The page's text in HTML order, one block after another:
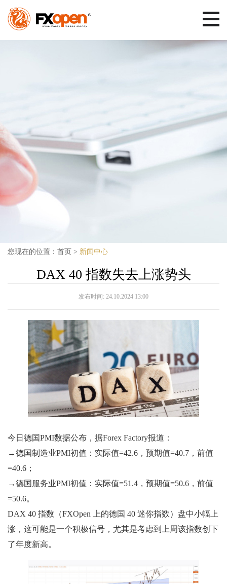
您现在的位置： 首页 > 新闻中心
DAX 40 指数失去上涨势头
发布时间: 24.10.2024 13:00
今日德国PMI数据公布，据Forex Factory报道：
→德国制造业PMI初值：实际值=42.6，预期值=40.7，前值
=40.6；
→德国服务业PMI初值：实际值=51.4，预期值=50.6，前值
=50.6。
DAX 40 指数（FXOpen 上的德国 40 迷你指数）盘中小幅上
涨，这可能是一个积极信号，尤其是考虑到上周该指数创下
了年度新高。